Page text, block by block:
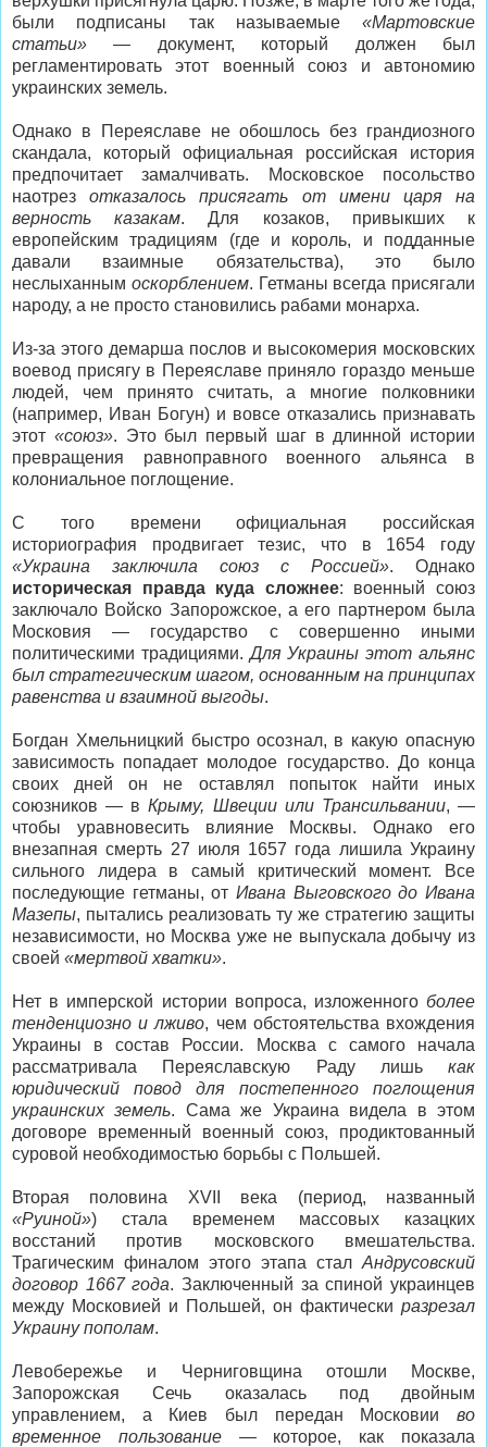
были подписаны так называемые «Мартовские
статьи» — документ, который должен был
регламентировать этот военный союз и автономию
украинских земель.
Однако в Переяславе не обошлось без грандиозного
скандала, который официальная российская история
предпочитает замалчивать. Московское посольство
наотрезотказалось присягать от имени царя на
верность казакам. Для козаков, привыкших к
европейским традициям (где и король, и подданные
давали взаимные обязательства), это было
неслыханным оскорблением. Гетманы всегда присягали
народу, а не просто становились рабами монарха.
Из-за этого демарша послов и высокомерия московских
воевод присягу в Переяславе приняло гораздо меньше
людей, чем принято считать, а многие полковники
(например, Иван Богун) и вовсе отказались признавать
этот «союз». Это был первый шаг в длинной истории
превращения равноправного военного альянса в
колониальное поглощение.
С того времени официальная российская
историография продвигает тезис, что в 1654 году
«Украина заключила союз с Россией». Однако
историческая правда куда сложнее: военный союз
заключало Войско Запорожское, а его партнером была
Московия — государство с совершенно иными
политическими традициями.Для Украины этот альянс
был стратегическим шагом, основанным на принципах
равенства и взаимной выгоды.
Богдан Хмельницкий быстро осознал, в какую опасную
зависимость попадает молодое государство. До конца
своих дней он не оставлял попыток найти иных
союзников — вКрыму, Швеции или Трансильвании, —
чтобы уравновесить влияние Москвы. Однако его
внезапная смерть 27 июля 1657 года лишила Украину
сильного лидера в самый критический момент. Все
последующие гетманы, от Ивана Выговского до Ивана
Мазепы, пытались реализовать ту же стратегию защиты
независимости, но Москва уже не выпускала добычу из
своей «мертвой хватки».
Нет в имперской истории вопроса, изложенного более
тенденциозно и лживо, чем обстоятельства вхождения
Украины в состав России. Москва с самого начала
рассматривала Переяславскую Раду лишь как
юридический повод для постепенного поглощения
украинских земель. Сама же Украина видела в этом
договоре временный военный союз, продиктованный
суровой необходимостью борьбы с Польшей.
Вторая половина XVII века (период, названный
«Руиной») стала временем массовых казацких
восстаний против московского вмешательства.
Трагическим финалом этого этапа стал Андрусовский
договор 1667 года. Заключенный за спиной украинцев
между Московией и Польшей, он фактически разрезал
Украину пополам.
Левобережье и Черниговщина отошли Москве,
Запорожская Сечь оказалась под двойным
управлением, а Киев был передан Московии во
временное пользование— которое, как показала